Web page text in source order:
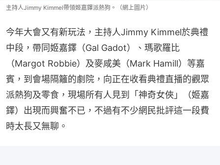
主持人Jimmy Kimmel帶領姬嘉鐸派熱狗。（網上圖片）
今年大會又有新玩法，主持人Jimmy Kimmel於典禮
中段，帶同姬嘉鐸（Gal Gadot）、瑪歌羅比
（Margot Robbie）及麥咸美（Mark Hamill）等嘉
賓，到會場隔籬的劇院，向正在收看典禮直播的觀眾
派熱狗及零食，現場所有人見到「神奇女俠」（姬嘉
鐸）出現而興奮不已，不過有不少網民批評這一段費
時太長又無聊。